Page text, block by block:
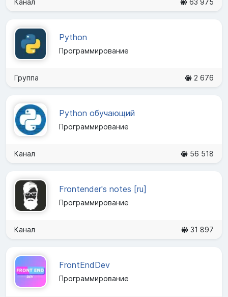
Python
Программирование
Группа 2 676
Python обучающий
Программирование
Канал 56 518
Frontender's notes [ru]
Программирование
Канал 31 897
FrontEndDev
Программирование